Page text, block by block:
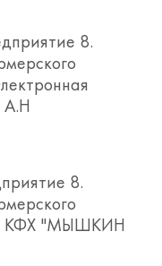
8.
А.Н
8.
в КФХ "МЫШКИН